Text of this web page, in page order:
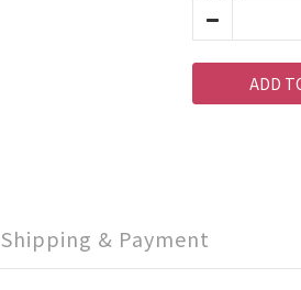
ADD
Shipping & Payment